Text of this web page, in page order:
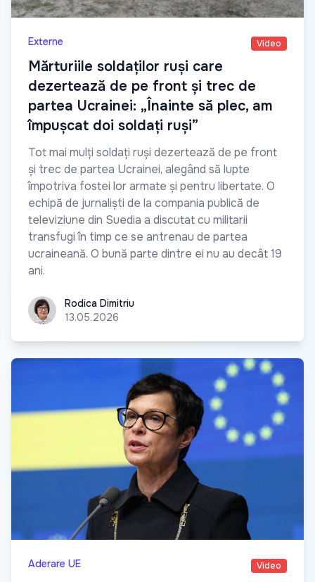
Externe Video
Mărturiile soldaților ruși care
dezertează de pe front și trec de
partea Ucrainei: „Înainte să plec, am
împușcat doi soldați ruși”
Tot mai mulți soldați ruși dezertează de pe front
și trec de partea Ucrainei, alegând să lupte
împotriva fostei lor armate și pentru libertate. O
echipă de jurnaliști de la compania publică de
televiziune din Suedia a discutat cu militarii
transfugi în timp ce se antrenau de partea
ucraineană. O bună parte dintre ei nu au decât 19
ani.
Rodica Dimitriu
Rodica Dimitriu
13.05.2026
Aderare UE Video